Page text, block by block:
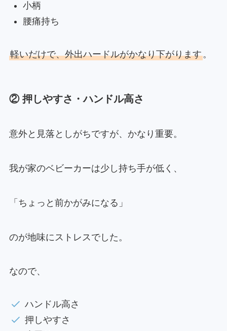
小柄
腰痛持ち
軽いだけで、外出ハードルがかなり下がります。
② 押しやすさ・ハンドル高さ
意外と見落としがちですが、かなり重要。
我が家のベビーカーは少し持ち手が低く、
「ちょっと前かがみになる」
のが地味にストレスでした。
なので、
ハンドル高さ
押しやすさ